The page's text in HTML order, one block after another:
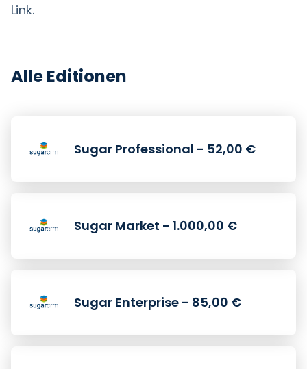
Link.
Alle Editionen
Sugar Professional - 52,00 €
Sugar Market - 1.000,00 €
Sugar Enterprise - 85,00 €